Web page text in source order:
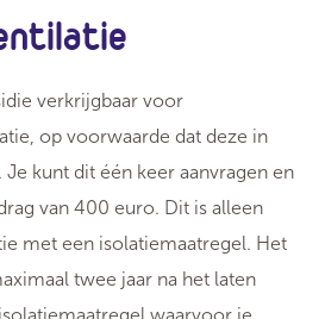
verkrijgbaar voor
op voorwaarde dat deze in
kunt dit één keer aanvragen en
van 400 euro. Dit is alleen
met een isolatiemaatregel. Het
twee jaar na het laten